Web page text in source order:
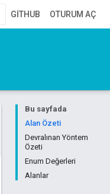
GITHUB OTURUM AÇ
Bu sayfada
Alan Özeti
Devralınan Yöntem
Özeti
Enum Değerleri
Alanlar